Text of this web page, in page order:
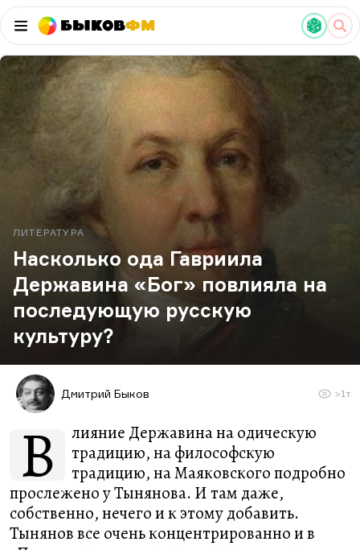
БыковФМ
ЛИТЕРАТУРА
Насколько ода Гавриила
Державина «Бог» повлияла на
последующую русскую
культуру?
Дмитрий Быков >1т
В
лияние Державина на одическую
традицию, на философскую
традицию, на Маяковского подробно
прослежено у Тынянова. И там даже,
собственно, нечего и к этому добавить.
Тынянов все очень концентрированно и в